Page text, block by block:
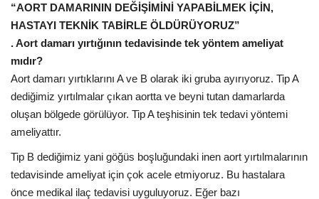
“AORT DAMARININ DEĞİŞİMİNİ YAPABİLMEK İÇİN,
HASTAYI TEKNİK TABİRLE ÖLDÜRÜYORUZ”
. Aort damarı yırtığının tedavisinde tek yöntem ameliyat
mıdır?
Aort damarı yırtıklarını A ve B olarak iki gruba ayırıyoruz. Tip A
dediğimiz yırtılmalar çıkan aortta ve beyni tutan damarlarda
oluşan bölgede görülüyor. Tip A teşhisinin tek tedavi yöntemi
ameliyattır.
Tip B dediğimiz yani göğüs boşluğundaki inen aort yırtılmalarının
tedavisinde ameliyat için çok acele etmiyoruz. Bu hastalara
önce medikal ilaç tedavisi uyguluyoruz. Eğer bazı